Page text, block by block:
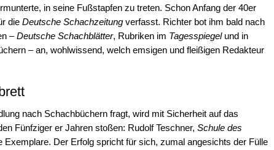
in seine Fußstapfen zu treten. Schon Anfang der 40er
die Deutsche Schachzeitung verfasst. Richter bot ihm bald nach
–Deutsche Schachblätter, Rubriken im Tagesspiegelund in
– an, wohlwissend, welch emsigen und fleißigen Redakteur
nach Schachbüchern fragt, wird mit Sicherheit auf das
Fünfziger er Jahren stoßen: Rudolf Teschner, Schule des
Exemplare. Der Erfolg spricht für sich, zumal angesichts der Fülle